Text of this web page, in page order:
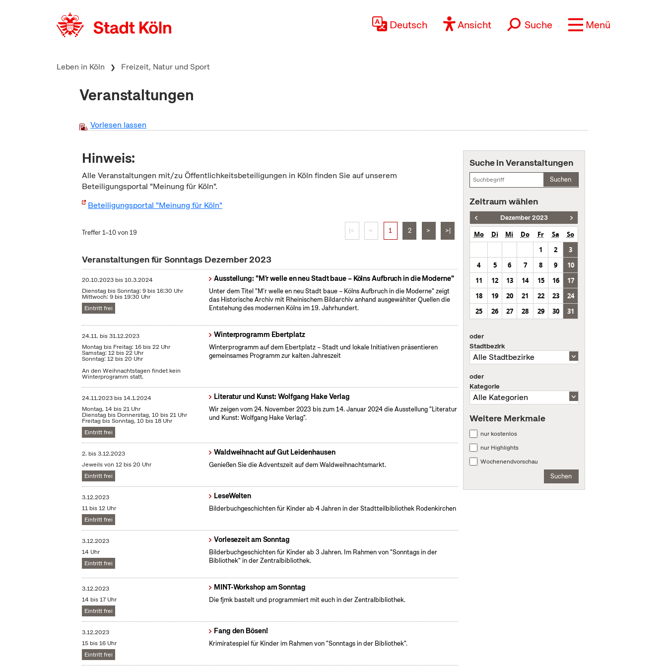
Deutsch Ansicht Suche Menü
Leben in Köln Freizeit, Natur und Sport
Veranstaltungen
Vorlesen lassen
Hinweis:
Alle Veranstaltungen mit/zu Öffentlichkeitsbeteiligungen in Köln finden Sie auf unserem
Beteiligungsportal "Meinung für Köln".
Beteiligungsportal "Meinung für Köln"
Treffer 1–10 von 19 |< < 1 2 > >|
Veranstaltungen für Sonntags Dezember 2023
20.10.2023 bis10.3.2024
Dienstag bis Sonntag: 9 bis 16:30 Uhr
Mittwoch: 9 bis 19:30 Uhr
Eintritt frei
Ausstellung: "M'r welle en neu Stadt baue – Kölns Aufbruch in die Moderne"
Unter dem Titel "M’r welle en neu Stadt baue – Kölns Aufbruch in die Moderne" zeigt
das Historische Archiv mit Rheinischem Bildarchiv anhand ausgewählter Quellen die
Entstehung des modernen Kölns im 19. Jahrhundert.
24.11. bis31.12.2023
Montag bis Freitag: 16 bis 22 Uhr
Samstag: 12 bis 22 Uhr
Sonntag: 12 bis 20 Uhr
An den Weihnachtstagen findet kein
Winterprogramm statt.
Winterprogramm Ebertplatz
Winterprogramm auf dem Ebertplatz – Stadt und lokale Initiativen präsentieren
gemeinsames Programm zur kalten Jahreszeit
24.11.2023 bis14.1.2024
Montag, 14 bis 21 Uhr
Dienstag bis Donnerstag, 10 bis 21 Uhr
Freitag bis Sonntag, 10 bis 18 Uhr
Eintritt frei
Literatur und Kunst: Wolfgang Hake Verlag
Wir zeigen vom 24. November 2023 bis zum 14. Januar 2024 die Ausstellung "Literatur
und Kunst: Wolfgang Hake Verlag".
2. bis3.12.2023
Jeweils von 12 bis 20 Uhr
Eintritt frei
Waldweihnacht auf Gut Leidenhausen
Genießen Sie die Adventszeit auf dem Waldweihnachtsmarkt.
3.12.2023
11 bis 12 Uhr
Eintritt frei
LeseWelten
Bilderbuchgeschichten für Kinder ab 4 Jahren in der Stadtteilbibliothek Rodenkirchen
3.12.2023
14 Uhr
Eintritt frei
Vorlesezeit am Sonntag
Bilderbuchgeschichten für Kinder ab 3 Jahren. Im Rahmen von "Sonntags in der
Bibliothek" in der Zentralbibliothek.
3.12.2023
14 bis 17 Uhr
Eintritt frei
MINT-Workshop am Sonntag
Die fjmk bastelt und programmiert mit euch in der Zentralbibliothek.
3.12.2023
15 bis 16 Uhr
Eintritt frei
Fang den Bösen!
Krimiratespiel für Kinder im Rahmen von "Sonntags in der Bibliothek".
Suche in Veranstaltungen
Suchen
Zeitraum wählen
Dezember 2023
Mo Di Mi Do Fr Sa
So
1
2
3
4
5 6 7 8 9
10
11
12 13 14 15 16
17
18
19 20 21 22 23
24
25
26 27 28 29 30 31
oder
Stadtbezirk
oder
Kategorie
Weitere Merkmale
nur kostenlos
nur Highlights
Wochenendvorschau
Suchen